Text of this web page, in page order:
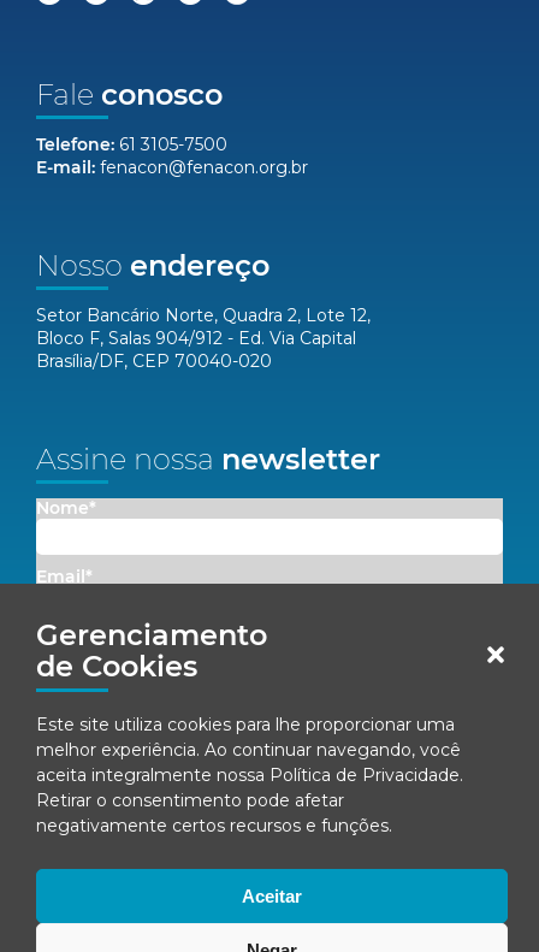
Gerenciamento
de Cookies
Este site utiliza cookies para lhe proporcionar uma
melhor experiência. Ao continuar navegando, você
aceita integralmente nossa Política de Privacidade.
Retirar o consentimento pode afetar
negativamente certos recursos e funções.
Aceitar
Fale conosco
Telefone: 61 3105-7500
E-mail: fenacon@fenacon.org.br
Nosso endereço
Setor Bancário Norte, Quadra 2, Lote 12,
Bloco F, Salas 904/912 - Ed. Via Capital
Brasília/DF, CEP 70040-020
Assine nossa newsletter
Nome*
Email*
Concordo em receber comunicações da Fenacon.
Ao se inscrever, você concorda com nossaPolítica de Privacidade
Política de privacidade